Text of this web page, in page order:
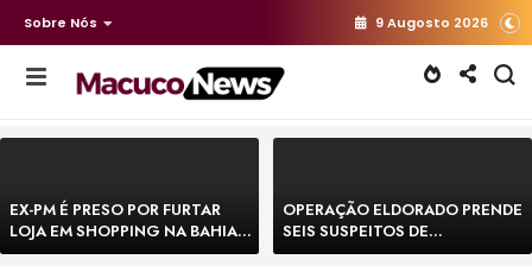
Sobre Nós 9 Augosto 2026
EX-PM É PRESO POR FURTAR
LOJA EM SHOPPING NA BAHIA E
ESCAPA CORRENDO DE
OPERAÇÃO ELDORADO PRENDE
SEIS SUSPEITOS DE
MOVIMENTAR R$ 25 MILHÕES